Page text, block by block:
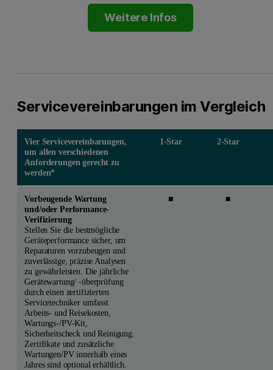
Weitere Infos
Servicevereinbarungen im Vergleich
Vier Servicevereinbarungen,
um allen verschiedenen
Anforderungen gerecht zu
werden*
1-Star 2-Star
Vorbeugende Wartung
und/oder Performance-
Verifizierung
Stellen Sie die bestmögliche
Geräteperformance sicher, um
Reparaturen vorzubeugen und
zuverlässige, präzise Analysen
zu gewährleisten. Die jährliche
Gerätewartung/ -überprüfung
durch einen zertifizierten
Servicetechniker umfasst
Arbeits- und Reisekosten,
Wartungs-/PV-Kit,
Sicherheitscheck und Reinigung.
Zertifikate und zusätzliche
Wartungen/PV innerhalb eines
Jahres sind optional erhältlich.
■ ■